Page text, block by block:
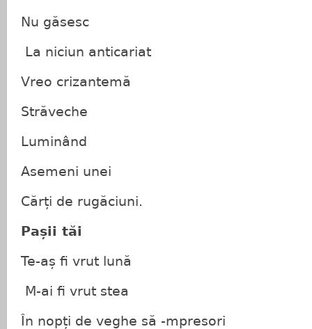
Nu găsesc
La niciun anticariat
Vreo crizantemă
Străveche
Luminând
Asemeni unei
Cărți de rugăciuni.
Pașii tăi
Te-aș fi vrut lună
M-ai fi vrut stea
În nopți de veghe să -mpresori